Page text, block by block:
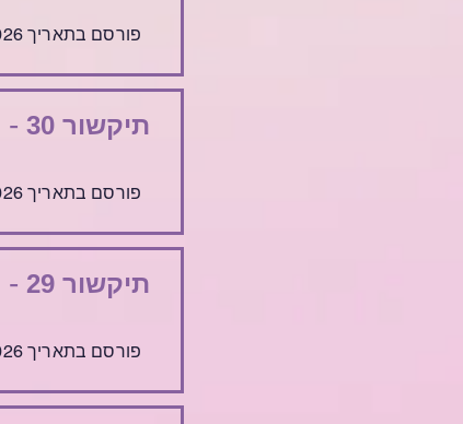
פורסם בתאריך 10.6.2026
- תיקשור 30
פורסם בתאריך 3.6.2026
- תיקשור 29
פורסם בתאריך 27.5.2026